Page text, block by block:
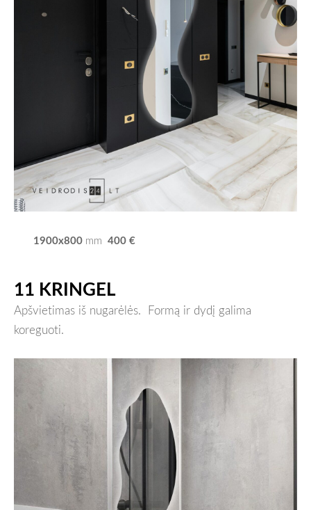
1900x800 mm 400€
11 KRINGEL
Apšvietimas iš nugarėlės. Formą ir dydį galima
koreguoti.